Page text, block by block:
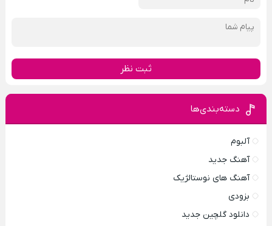
ثبت نظر
دسته‌بندی‌ها
آلبوم
آهنگ جدید
آهنگ های نوستالژیک
بزودی
دانلود گلچین جدید